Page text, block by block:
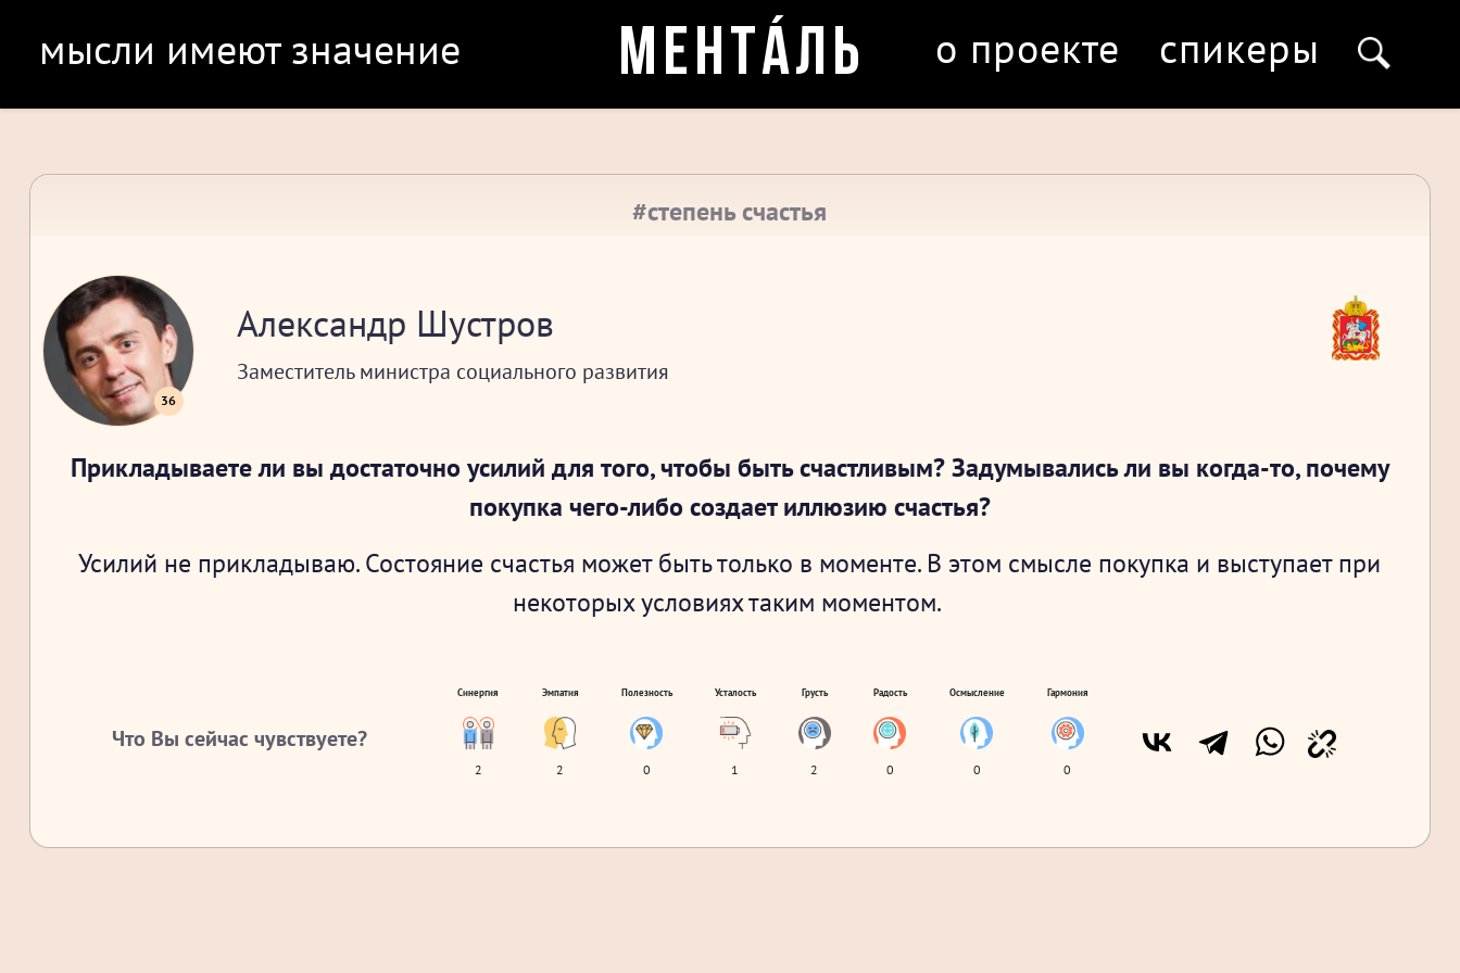
мысли имеют значение МЕНТÁЛЬ о проекте спикеры
#степень счастья
36
Александр Шустров
Заместитель министра социального развития
Прикладываете ли вы достаточно усилий для того, чтобы быть счастливым? Задумывались ли вы когда-то, почему
покупка чего-либо создает иллюзию счастья?
Усилий не прикладываю. Состояние счастья может быть только в моменте. В этом смысле покупка и выступает при
некоторых условиях таким моментом.
Что Вы сейчас чувствуете?
Синергия
2
Эмпатия
2
Полезность
0
Усталость
1
Грусть
2
Радость
0
Осмысление
0
Гармония
0